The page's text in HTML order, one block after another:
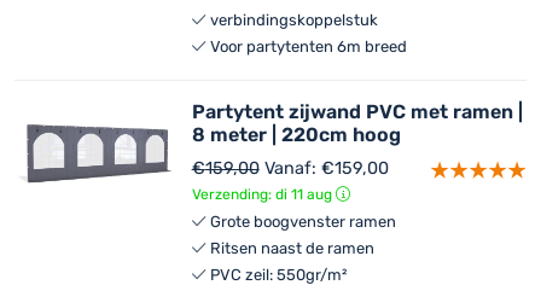
verbindingskoppelstuk
Voor partytenten 6m breed
Partytent zijwand PVC met ramen |
8 meter | 220cm hoog
€159,00 Vanaf: €159,00
Verzending: di 11 aug
Grote boogvenster ramen
Ritsen naast de ramen
PVC zeil: 550gr/m²